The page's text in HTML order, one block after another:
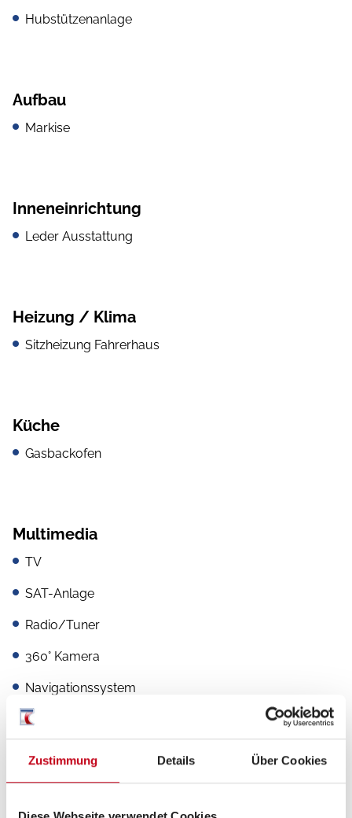
Zustimmung Details Über Cookies
Hubstützenanlage
Aufbau
Markise
Inneneinrichtung
Leder Ausstattung
Heizung / Klima
Sitzheizung Fahrerhaus
Küche
Gasbackofen
Multimedia
TV
SAT-Anlage
Radio/Tuner
360° Kamera
Navigationssystem
DAB Radio